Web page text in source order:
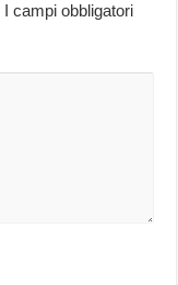
I campi obbligatori